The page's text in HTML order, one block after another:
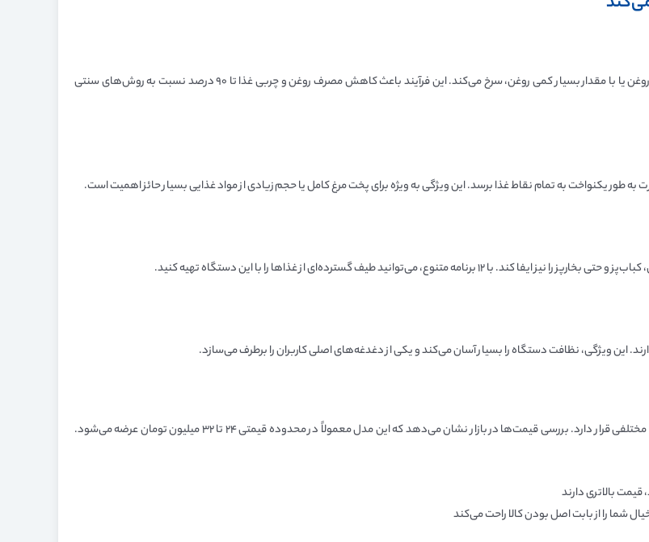
با فناوری Rapid Air Plus، این دستگاه با گردش سریع هوای داغ، غذا را بدون نیاز به روغن یا با مقدار بسیار کمی روغن، سرخ می‌کند. این فرآیند باعث کاهش مصرف روغن و چربی غذا تا ۹۰ درصد نسبت به روش‌های سنتی
یکنواخت به تمام نقاط غذا برسد. این ویژگی به ویژه برای پخت مرغ کامل یا حجم زیادی از مواد غذایی بسیار حائز اهمیت است.
ویژگی، نظافت دستگاه را بسیار آسان می‌کند و یکی از دغدغه‌های اصلی کاربران را برطرف می‌سازد.
NA342/09، مانند سایر محصولات این برند، تحت تأثیر عوامل مختلفی قرار دارد. بررسی قیمت‌ها در بازار نشان می‌دهد که این مدل معمولاً در محدوده قیمتی ۲۴ تا ۳۲ میلیون تومان عرضه می‌شود.
بالاتری دارند
شما را از بابت اصل بودن کالا راحت می‌کند